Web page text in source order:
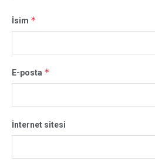
İsim *
E-posta *
İnternet sitesi